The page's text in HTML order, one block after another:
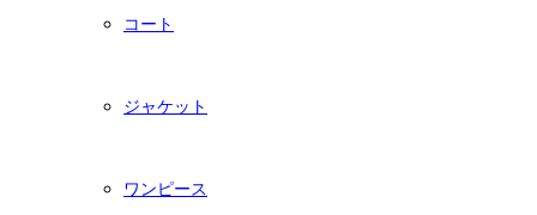
コート
ジャケット
ワンピース